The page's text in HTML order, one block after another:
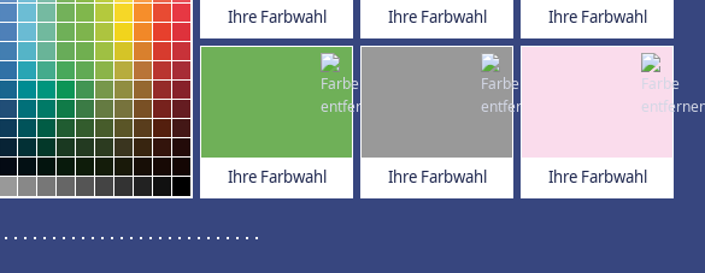
Ihre Farbwahl Ihre Farbwahl Ihre Farbwahl
Ihre Farbwahl Ihre Farbwahl Ihre Farbwahl